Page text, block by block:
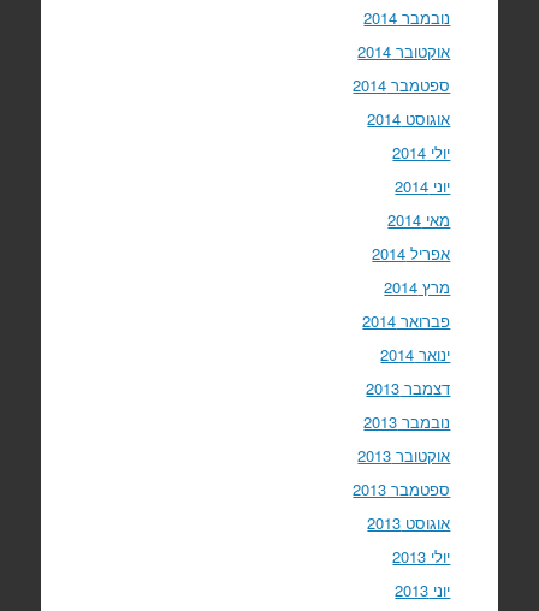
נובמבר 2014
אוקטובר 2014
ספטמבר 2014
אוגוסט 2014
יולי 2014
יוני 2014
מאי 2014
אפריל 2014
מרץ 2014
פברואר 2014
ינואר 2014
דצמבר 2013
נובמבר 2013
אוקטובר 2013
ספטמבר 2013
אוגוסט 2013
יולי 2013
יוני 2013